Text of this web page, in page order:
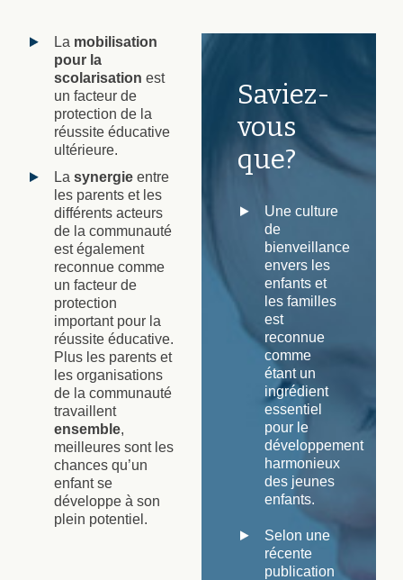
Saviez-
vous
que?
Une culture
de
bienveillance
envers les
enfants et
les familles
est
reconnue
comme
étant un
ingrédient
essentiel
pour le
développement
harmonieux
des jeunes
enfants.
Selon une
récente
publication
La mobilisation
pour la
scolarisation est
un facteur de
protection de la
réussite éducative
ultérieure.
La synergie entre
les parents et les
différents acteurs
de la communauté
est également
reconnue comme
un facteur de
protection
important pour la
réussite éducative.
Plus les parents et
les organisations
de la communauté
travaillent
ensemble,
meilleures sont les
chances qu’un
enfant se
développe à son
plein potentiel.